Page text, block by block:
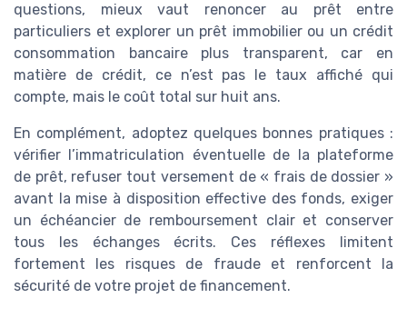
questions, mieux vaut renoncer au prêt entre
particuliers et explorer un prêt immobilier ou un crédit
consommation bancaire plus transparent, car en
matière de crédit, ce n’est pas le taux affiché qui
compte, mais le coût total sur huit ans.
En complément, adoptez quelques bonnes pratiques :
vérifier l’immatriculation éventuelle de la plateforme
de prêt, refuser tout versement de « frais de dossier »
avant la mise à disposition effective des fonds, exiger
un échéancier de remboursement clair et conserver
tous les échanges écrits. Ces réflexes limitent
fortement les risques de fraude et renforcent la
sécurité de votre projet de financement.